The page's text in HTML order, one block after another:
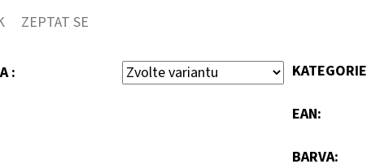
ZEPTAT SE
: KATEGORIE
EAN:
BARVA: